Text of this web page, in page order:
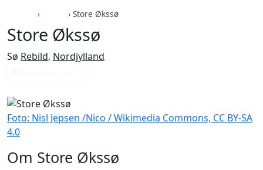
› › Store Økssø
Store Økssø
Sø Rebild, Nordjylland
Foto: Nisl Jepsen /Nico / Wikimedia Commons, CC BY-SA
4.0
Om Store Økssø